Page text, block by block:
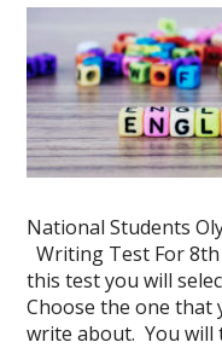
National Students
Writing Test For
this test you will
Choose the one that
write about. You will